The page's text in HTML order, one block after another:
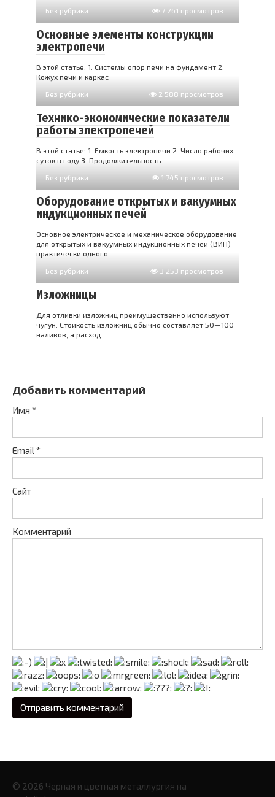
Без рубрики
7 261 просмотров
Основные элементы конструкции
электропечи
В этой статье: 1. Системы опор печи на фундамент 2.
Кожух печи и каркас
Без рубрики
2 588 просмотров
Технико-экономические показатели
работы электропечей
В этой статье: 1. Емкость электропечи 2. Число рабочих
суток в году 3. Продолжительность
Без рубрики
1 745 просмотров
Оборудование открытых и вакуумных
индукционных печей
Основное электрическое и механическое оборудование
для открытых и вакуумных индукционных печей (ВИП)
практически одного
Без рубрики
3 253 просмотров
Изложницы
Для отливки изложниц преимущественно используют
чугун. Стойкость изложниц обычно составляет 50—100
наливов, а расход
Добавить комментарий
Имя *
Email*
Сайт
Комментарий
© 2026 Черная и цветная металлургия на